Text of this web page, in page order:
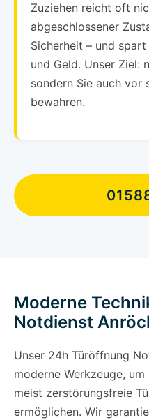
Zuziehen reicht oft
abgeschlossener
Sicherheit – und
und Geld. Unser Ziel:
sondern Sie auch vor
bewahren.
Moderne
Notdienst
Unser 24h Türöffnung
moderne Werkzeuge,
meist zerstörungsfreie
ermöglichen. Wir